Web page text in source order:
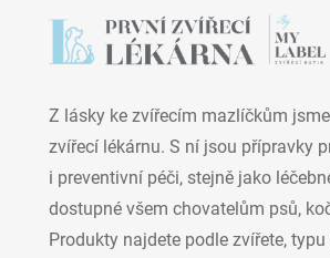
Z lásky ke zvířecím mazlíčkům
zvířecí lékárnu. S ní jsou přípravky
i preventivní péči, stejně jako
dostupné všem chovatelům psů,
Produkty najdete podle zvířete,